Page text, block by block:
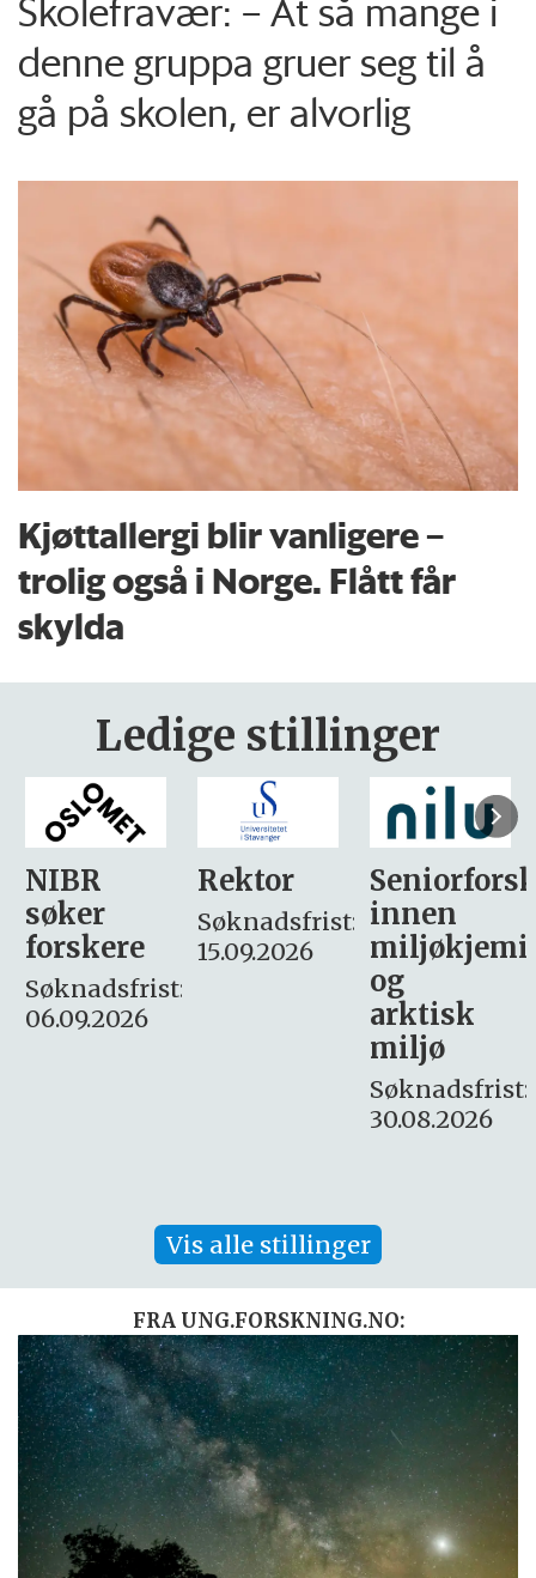
Skolefravær: – At så mange i
denne gruppa gruer seg til å
gå på skolen, er alvorlig
Kjøttallergi blir vanligere –
trolig også i Norge. Flått får
skylda
Ledige stillinger
Rektor
Søknadsfrist:
15.09.2026
Seniorforsker
innen
miljøkjemi
søker
– fast
Søknadsfrist:
16. august.
Vis alle stillinger
FRA UNG.FORSKNING.NO: